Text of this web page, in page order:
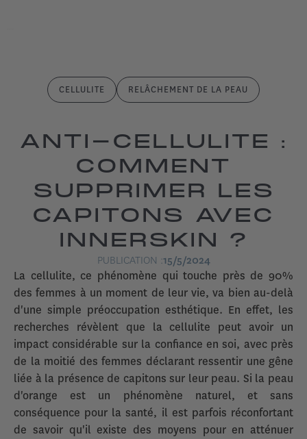
CELLULITE RELÂCHEMENT DE LA PEAU
ANTI-CELLULITE :
COMMENT
SUPPRIMER LES
CAPITONS AVEC
INNERSKIN ?
PUBLICATION :15/5/2024
La cellulite, ce phénomène qui touche près de 90%
des femmes à un moment de leur vie, va bien au-delà
d'une simple préoccupation esthétique. En effet, les
recherches révèlent que la cellulite peut avoir un
impact considérable sur la confiance en soi, avec près
de la moitié des femmes déclarant ressentir une gêne
liée à la présence de capitons sur leur peau. Si la peau
d'orange est un phénomène naturel, et sans
conséquence pour la santé, il est parfois réconfortant
de savoir qu'il existe des moyens pour en atténuer